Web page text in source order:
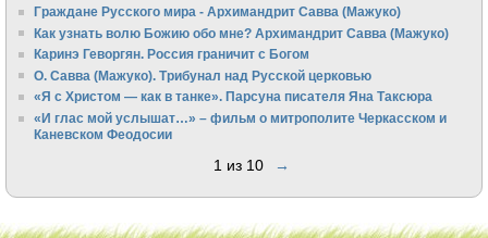
Граждане Русского мира - Архимандрит Савва (Мажуко)
Как узнать волю Божию обо мне? Архимандрит Савва (Мажуко)
Каринэ Геворгян. Россия граничит с Богом
О. Савва (Мажуко). Трибунал над Русской церковью
«Я с Христом — как в танке». Парсуна писателя Яна Таксюра
«И глас мой услышат…» – фильм о митрополите Черкасском и
Каневском Феодосии
1 из 10 →